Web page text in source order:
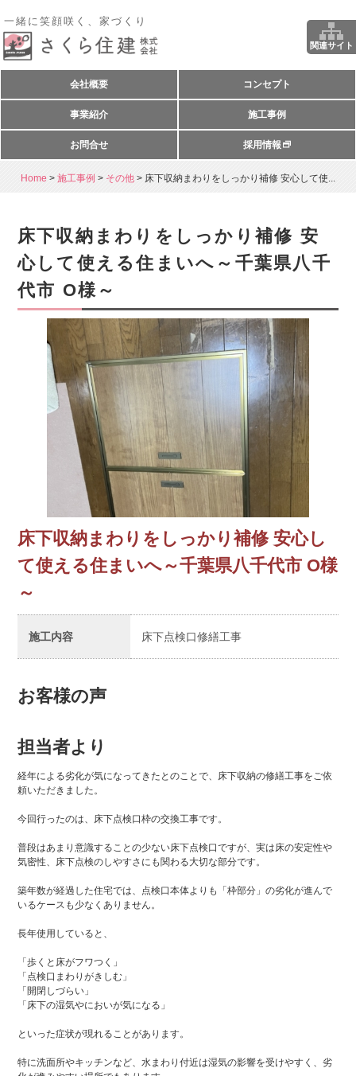
一緒に笑顔咲く、家づくり
関連サイト
会社概要 コンセプト
事業紹介 施工事例
お問合せ 採用情報
Home > 施工事例 > その他 > 床下収納まわりをしっかり補修 安心して使...
床下収納まわりをしっかり補修 安
心して使える住まいへ～千葉県八千
代市 O様～
床下収納まわりをしっかり補修 安心し
て使える住まいへ～千葉県八千代市 O様
～
施工内容 床下点検口修繕工事
お客様の声
担当者より
経年による劣化が気になってきたとのことで、床下収納の修繕工事をご依
頼いただきました。
今回行ったのは、床下点検口枠の交換工事です。
普段はあまり意識することの少ない床下点検口ですが、実は床の安定性や
気密性、床下点検のしやすさにも関わる大切な部分です。
築年数が経過した住宅では、点検口本体よりも「枠部分」の劣化が進んで
いるケースも少なくありません。
長年使用していると、
「歩くと床がフワつく」
「点検口まわりがきしむ」
「開閉しづらい」
「床下の湿気やにおいが気になる」
といった症状が現れることがあります。
特に洗面所やキッチンなど、水まわり付近は湿気の影響を受けやすく、劣